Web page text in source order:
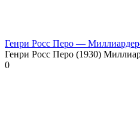
Генри Росс Перо —
Генри Росс Перо (1930)
0